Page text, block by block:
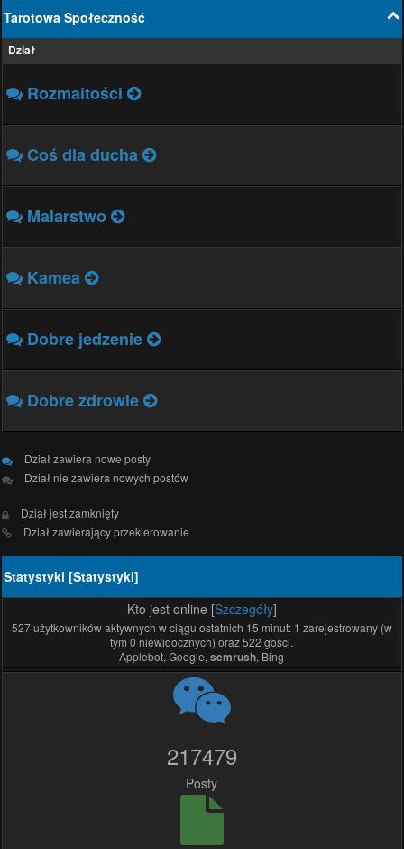
Tarotowa Społeczność
Dział
Rozmaitości
Coś dla ducha
Malarstwo
Kamea
Dobre jedzenie
Dobre zdrowie
Dział zawiera nowe posty
Dział nie zawiera nowych postów
Dział jest zamknięty
Dział zawierający przekierowanie
Statystyki [Statystyki]
Kto jest online [Szczegóły]
527 użytkowników aktywnych w ciągu ostatnich 15 minut: 1 zarejestrowany (w
tym 0 niewidocznych) oraz 522 gości.
Applebot, Google,semrush, Bing
217479
Posty